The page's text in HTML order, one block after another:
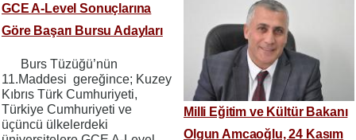
GCE A-Level Sonuçlarına
Göre Başarı Bursu Adayları
Burs Tüzüğü’nün
11.Maddesi gereğince; Kuzey
Kıbrıs Türk Cumhuriyeti,
Türkiye Cumhuriyeti ve
üçüncü ülkelerdeki
Milli Eğitim ve Kültür Bakanı
Olgun Amcaoğlu, 24 Kasım